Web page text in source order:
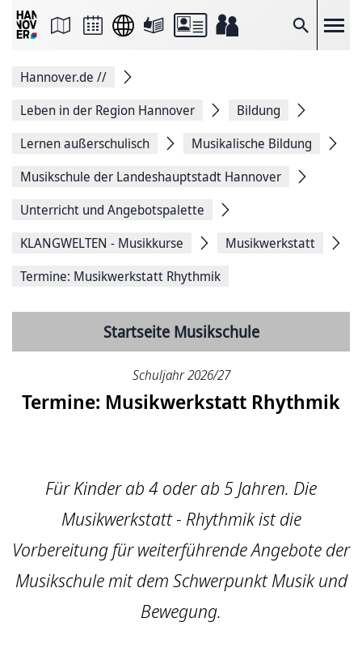
Suche
Seite
Facebook
teilen
Seitenlink
Seite
Hannover.de //
Leben in der Region Hannover
Bildung
Lernen außerschulisch
Musikalische Bildung
Musikschule der Landeshauptstadt Hannover
Unterricht und Angebotspalette
KLANGWELTEN - Musikkurse
Musikwerkstatt
Termine: Musikwerkstatt Rhythmik
Startseite Musikschule
Schuljahr 2026/27
Termine: Musikwerkstatt Rhythmik
Für Kinder ab 4 oder ab 5 Jahren. Die
Musikwerkstatt - Rhythmik ist die
Vorbereitung für weiterführende Angebote der
Musikschule mit dem Schwerpunkt Musik und
Bewegung.